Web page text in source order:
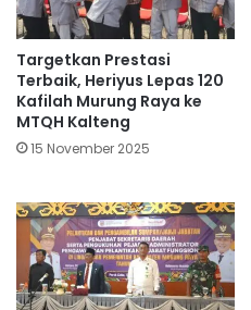
Targetkan Prestasi
Terbaik, Heriyus Lepas 120
Kafilah Murung Raya ke
MTQH Kalteng
15 November 2025